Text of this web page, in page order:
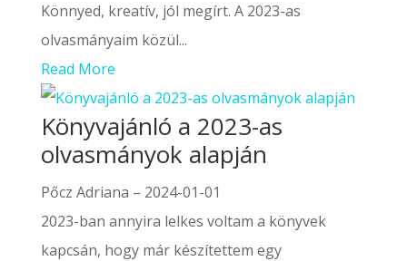
Könnyed, kreatív, jól megírt. A 2023-as
olvasmányaim közül...
Read More
Könyvajánló a 2023-as
olvasmányok alapján
Pőcz Adriana – 2024-01-01
2023-ban annyira lelkes voltam a könyvek
kapcsán, hogy már készítettem egy